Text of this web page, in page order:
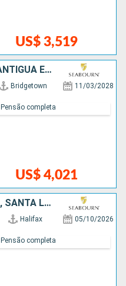
US$ 3,519
BARBADOS, SANTA LUCIA, ANTIGUA E BARBUDA, ESTADOS UNIDOS
Bridgetown 11/03/2028
US$ 4,021
Pensão completa
CANADÁ, ESTADOS UNIDOS, SANTA LUCIA, BARBADOS
Halifax 05/10/2026
Pensão completa